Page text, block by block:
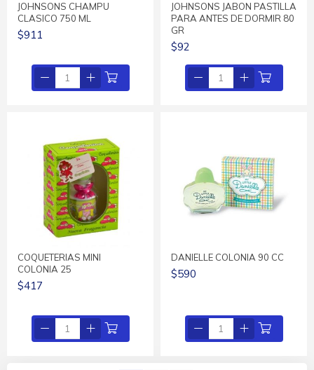
JOHNSONS CHAMPU
CLASICO 750 ML
$911
JOHNSONS JABON PASTILLA
PARA ANTES DE DORMIR 80
GR
$92
COQUETERIAS MINI
COLONIA 25
$417
DANIELLE COLONIA 90 CC
$590